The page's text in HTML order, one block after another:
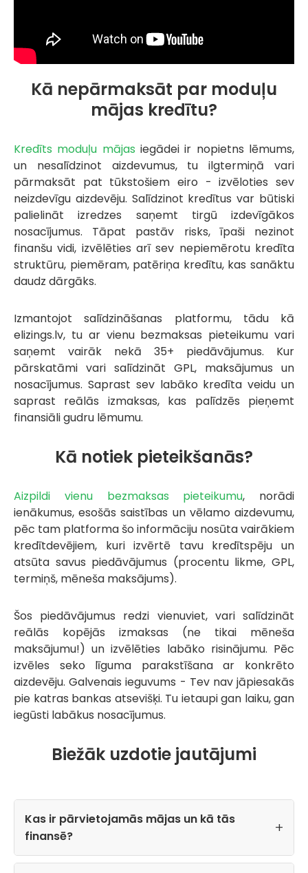
Kā nepārmaksāt par moduļu
mājas kredītu?
Kredīts moduļu mājas iegādei ir nopietns lēmums,
un nesalīdzinot aizdevumus, tu ilgtermiņā vari
pārmaksāt pat tūkstošiem eiro - izvēloties sev
neizdevīgu aizdevēju. Salīdzinot kredītus var būtiski
palielināt izredzes saņemt tirgū izdevīgākos
nosacījumus. Tāpat pastāv risks, īpaši nezinot
finanšu vidi, izvēlēties arī sev nepiemērotu kredīta
struktūru, piemēram, patēriņa kredītu, kas sanāktu
daudz dārgāks.
Izmantojot salīdzināšanas platformu, tādu kā
elizings.lv, tu ar vienu bezmaksas pieteikumu vari
saņemt vairāk nekā 35+ piedāvājumus. Kur
pārskatāmi vari salīdzināt GPL, maksājumus un
nosacījumus. Saprast sev labāko kredīta veidu un
saprast reālās izmaksas, kas palīdzēs pieņemt
finansiāli gudru lēmumu.
Kā notiek pieteikšanās?
Aizpildi vienu bezmaksas pieteikumu, norādi
ienākumus, esošās saistības un vēlamo aizdevumu,
pēc tam platforma šo informāciju nosūta vairākiem
kredītdevējiem, kuri izvērtē tavu kredītspēju un
atsūta savus piedāvājumus (procentu likme, GPL,
termiņš, mēneša maksājums).
Šos piedāvājumus redzi vienuviet, vari salīdzināt
reālās kopējās izmaksas (ne tikai mēneša
maksājumu!) un izvēlēties labāko risinājumu. Pēc
izvēles seko līguma parakstīšana ar konkrēto
aizdevēju. Galvenais ieguvums - Tev nav jāpiesakās
pie katras bankas atsevišķi. Tu ietaupi gan laiku, gan
iegūsti labākus nosacījumus.
Biežāk uzdotie jautājumi
Kas ir pārvietojamās mājas un kā tās
finansē?